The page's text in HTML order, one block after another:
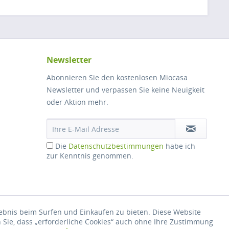
Newsletter
Abonnieren Sie den kostenlosen Miocasa
Newsletter und verpassen Sie keine Neuigkeit
oder Aktion mehr.
Die Datenschutzbestimmungen habe ich
zur Kenntnis genommen.
beim Surfen und Einkaufen zu bieten. Diese Website
dass „erforderliche Cookies“ auch ohne Ihre Zustimmung